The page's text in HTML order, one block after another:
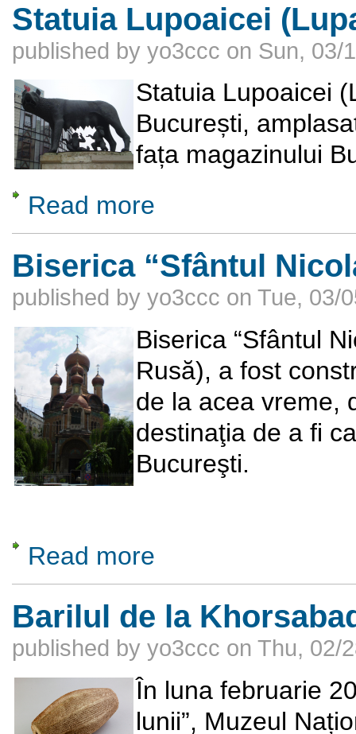
Statuia Lupoaicei
published by yo3ccc on Sun, 03/
Statuia Lupoaicei
București,
fața magazinului
Read more
Biserica “Sfântul
published by yo3ccc on Tue, 03/
Biserica “Sfântul
Rusă), a fost
de la acea vreme,
destinaţia de a fi
Bucureşti.
Read more
Barilul de la
published by yo3ccc on Thu, 02/
În luna februarie
lunii”, Muzeul